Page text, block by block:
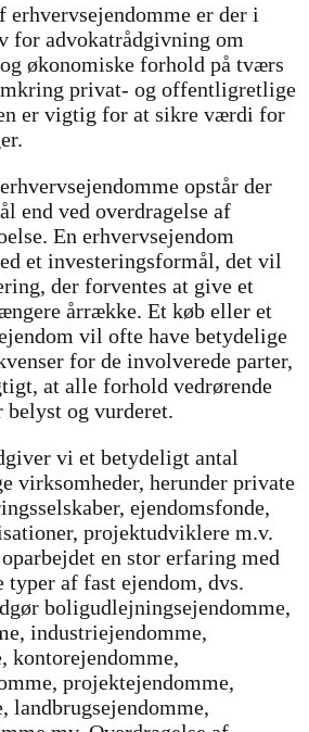
erhvervsejendomme er der i
for advokatrådgivning om
økonomiske forhold på tværs
privat- og offentligretlige
er vigtig for at sikre værdi for
opstår der
end ved overdragelse af
En erhvervsejendom
et investeringsformål, det vil
der forventes at give et
årrække. Et køb eller et
vil ofte have betydelige
for de involverede parter,
at alle forhold vedrørende
og vurderet.
vi et betydeligt antal
virksomheder, herunder private
ejendomsfonde,
projektudviklere m.v.
en stor erfaring med
typer af fast ejendom, dvs.
boligudlejningsejendomme,
industriejendomme,
kontorejendomme,
projektejendomme,
landbrugsejendomme,